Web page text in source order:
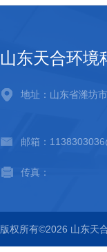
山东天合环境
地址：山东省潍坊
邮箱：
传真：
版权所有©2026 山东天